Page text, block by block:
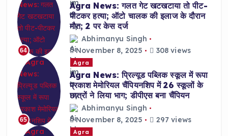
64
Agra News: गलत गेट खटखटाया तो पीट-
पीटकर हत्या; ऑटो चालक की इलाज के दौरान
मौत; 2 पर केस दर्ज
Abhimanyu Singh
November 8, 2025
308 views
65
Agra
Agra News: प्रिल्यूड पब्लिक स्कूल में रूपा
प्रकाश मेमोरियल चैंपियनशिप में 26 स्कूलों के
छात्रों ने लिया भाग; डीपीएस बना चैंपियन
Abhimanyu Singh
November 8, 2025
297 views
Agra